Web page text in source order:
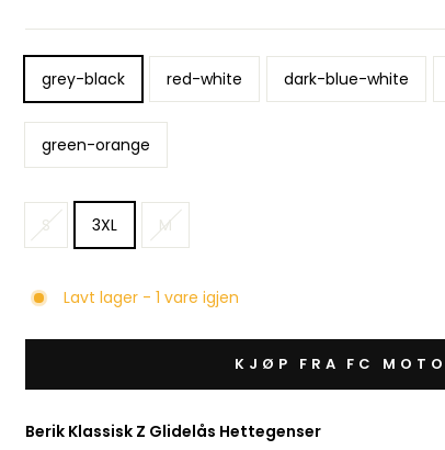
grey-black red-white dark-blue-white
green-orange
S 3XL M
Lavt lager - 1 vare igjen
KJØP FRA FC MOTO
Berik Klassisk Z Glidelås Hettegenser